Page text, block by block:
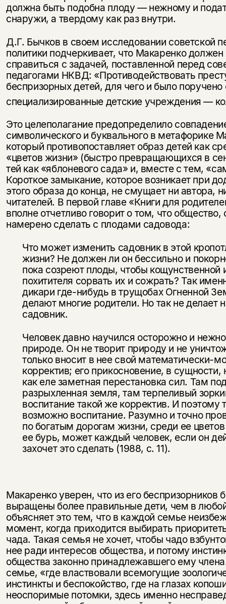
должна быть подобна плоду — нежному и
снаружи, а твердому как раз внутри.
Д.Г. Бычков в своем исследовании советской
политики подчеркивает, что Макаренко
справиться с задачей, поставлен­ной перед
педагогами НКВД: «Противодействовать
беспризорных детей, для чего и было поручено
специализирован­ные детские учреждения —
Это целеполагание предопределило
символического и бук­вального в метафорике
который противопоставляет образ детей как
«цветов жизни» (быстро превращающихся в
тей как «яблоневого сада» и, вместе с тем,
Короткое замыка­ние, которое возникает при
этого образа до конца, не смущает ни автора,
читателей. В первой главе «Книги для
вполне отчетливо говорит о том, что общество,
намерено сделать с плодами садовода:
Что может изменить садовник в этой
жизни? Не дол­жен ли он бессильно и
пока созреют плоды, чтобы ко­щунственной
похитителя сорвать их и сожрать? Так
дикари где-нибудь в трущобах Огненной
делают многие родители. Но так не делает
садовник.
Человек давно научился осторожно и
природе. Он не творит природу и не
только вносит в нее свой матема­тически-
корректив; его прикосновение, в сущности,
как еле заметная перестановка сил. Там
разрыхленная земля, там терпеливый
воспитание такой же корректив. И по­этому
возможно воспитание. Разумно и точно
по богатым дорогам жизни, среди ее
ее бурь, может каждый человек, если он
захочет это сделать (1988, с. 11).
Макаренко уверен, что из его беспризорников
выращены более пра­вильные дети, чем в
объясняет это тем, что в каждой семье
момент, когда приходится выбирать
чада. Такая семья не хочет, чтобы чадо
нее ради интересов общества, и потому
общества законно при­надлежавшего ему
семье, «где властвовали всемогущие
инстинкты и беспокойство, где на глазах
неоспоримые потомки, здесь именно